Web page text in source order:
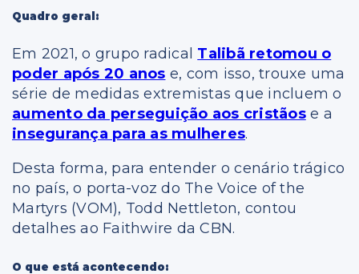
Quadro geral:
Em 2021, o grupo radical Talibã retomou o
poder após 20 anos e, com isso, trouxe uma
série de medidas extremistas que incluem o
aumento da perseguição aos cristãose a
insegurança para as mulheres.
Desta forma, para entender o cenário trágico
no país, o porta-voz do The Voice of the
Martyrs (VOM), Todd Nettleton, contou
detalhes ao Faithwire da CBN.
O que está acontecendo: